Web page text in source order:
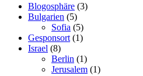
Blogosphäre (3)
Bulgarien (5)
Sofia (5)
Gesponsort (1)
Israel (8)
Berlin (1)
Jerusalem (1)